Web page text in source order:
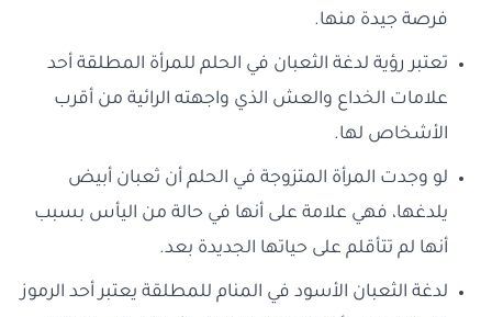
فرصة جيدة منها.
تعتبر رؤية لدغة الثعبان في الحلم للمرأة المطلقة أحد
علامات الخداع والعش الذي واجهته الرائية من أقرب
الأشخاص لها.
لو وجدت المرأة المتزوجة في الحلم أن ثعبان أبيض
يلدغها، فهي علامة على أنها في حالة من اليأس بسبب
أنها لم تتأقلم على حياتها الجديدة بعد.
لدغة الثعبان الأسود في المنام للمطلقة يعتبر أحد الرموز